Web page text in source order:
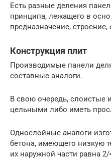
Есть разные деления
принципа, лежащего в
предназначение, строение,
Конструкция плит
Производимые панели
составные аналоги.
В свою очередь, слоистые
цельными либо иметь
Однослойные аналоги
бетона, имеющего низкую
их наружной части равна